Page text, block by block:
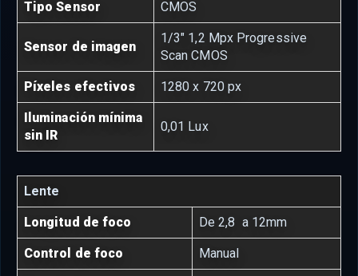
Tipo Sensor CMOS
Sensor de imagen
1/3" 1,2 Mpx Progressive
Scan CMOS
Píxeles efectivos 1280 x 720 px
Iluminación mínima
sin IR
0,01 Lux
Lente
Longitud de foco De 2,8 a 12mm
Control de foco Manual